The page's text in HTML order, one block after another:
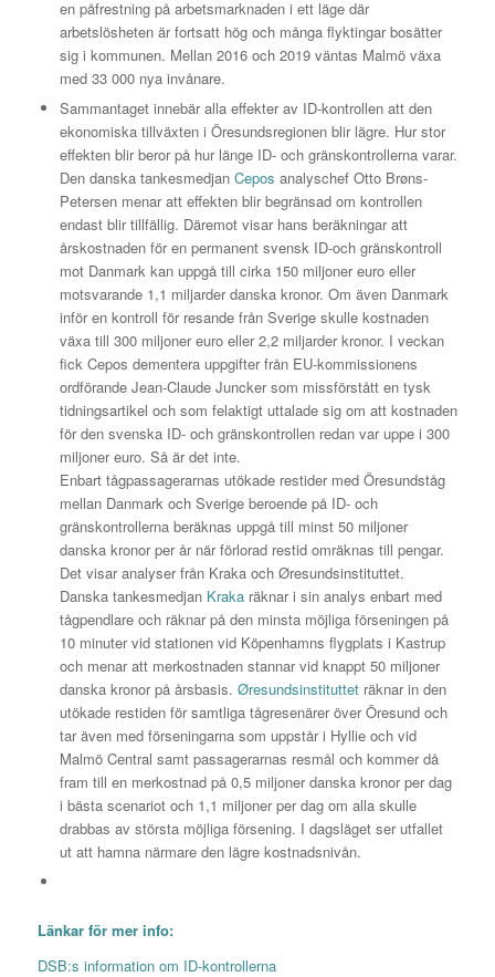
en påfrestning på arbetsmarknaden i ett läge där
arbetslösheten är fortsatt hög och många flyktingar bosätter
sig i kommunen. Mellan 2016 och 2019 väntas Malmö växa
med 33 000 nya invånare.
Sammantaget innebär alla effekter av ID-kontrollen att den
ekonomiska tillväxten i Öresundsregionen blir lägre. Hur stor
effekten blir beror på hur länge ID- och gränskontrollerna varar.
Den danska tankesmedjan Cepos analyschef Otto Brøns-
Petersen menar att effekten blir begränsad om kontrollen
endast blir tillfällig. Däremot visar hans beräkningar att
årskostnaden för en permanent svensk ID-och gränskontroll
mot Danmark kan uppgå till cirka 150 miljoner euro eller
motsvarande 1,1 miljarder danska kronor. Om även Danmark
inför en kontroll för resande från Sverige skulle kostnaden
växa till 300 miljoner euro eller 2,2 miljarder kronor. I veckan
fick Cepos dementera uppgifter från EU-kommissionens
ordförande Jean-Claude Juncker som missförstått en tysk
tidningsartikel och som felaktigt uttalade sig om att kostnaden
för den svenska ID- och gränskontrollen redan var uppe i 300
miljoner euro. Så är det inte.
Enbart tågpassagerarnas utökade restider med Öresundståg
mellan Danmark och Sverige beroende på ID- och
gränskontrollerna beräknas uppgå till minst 50 miljoner
danska kronor per år när förlorad restid omräknas till pengar.
Det visar analyser från Kraka och Øresundsinstituttet.
Danska tankesmedjan Krakaräknar i sin analys enbart med
tågpendlare och räknar på den minsta möjliga förseningen på
10 minuter vid stationen vid Köpenhamns flygplats i Kastrup
och menar att merkostnaden stannar vid knappt 50 miljoner
danska kronor på årsbasis. Øresundsinstitutteträknar in den
utökade restiden för samtliga tågresenärer över Öresund och
tar även med förseningarna som uppstår i Hyllie och vid
Malmö Central samt passagerarnas resmål och kommer då
fram till en merkostnad på 0,5 miljoner danska kronor per dag
i bästa scenariot och 1,1 miljoner per dag om alla skulle
drabbas av största möjliga försening. I dagsläget ser utfallet
ut att hamna närmare den lägre kostnadsnivån.
Länkar för mer info:
DSB:s information om ID-kontrollerna